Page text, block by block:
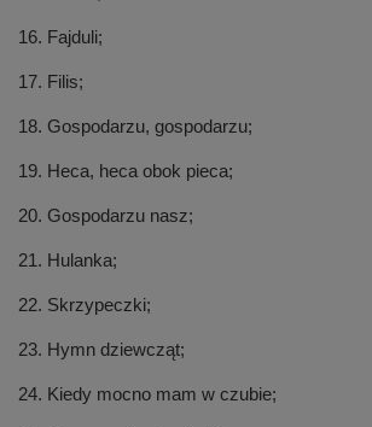
16. Fajduli;
17. Filis;
18. Gospodarzu, gospodarzu;
19. Heca, heca obok pieca;
20. Gospodarzu nasz;
21. Hulanka;
22. Skrzypeczki;
23. Hymn dziewcząt;
24. Kiedy mocno mam w czubie;